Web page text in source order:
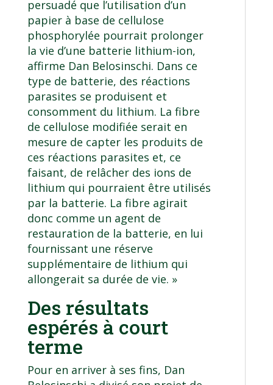
persuadé que l’utilisation d’un
papier à base de cellulose
phosphorylée pourrait prolonger
la vie d’une batterie lithium-ion,
affirme Dan Belosinschi. Dans ce
type de batterie, des réactions
parasites se produisent et
consomment du lithium. La fibre
de cellulose modifiée serait en
mesure de capter les produits de
ces réactions parasites et, ce
faisant, de relâcher des ions de
lithium qui pourraient être utilisés
par la batterie. La fibre agirait
donc comme un agent de
restauration de la batterie, en lui
fournissant une réserve
supplémentaire de lithium qui
allongerait sa durée de vie. »
Des résultats
espérés à court
terme
Pour en arriver à ses fins, Dan